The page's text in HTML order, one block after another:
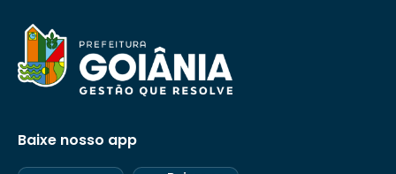
Baixe nosso app